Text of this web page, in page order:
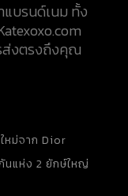
แบรนด์เนม ทั้ง
ส่งตรงถึงคุณ
หม่จาก Dior
แห่ง 2 ยักษ์ใหญ่